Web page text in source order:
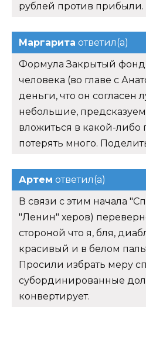
рублей против прибыли.
Маргарита ответил(а)
Формула Закрытый фонд
человека (во главе с
деньги, что он согласен
небольшие,
вложиться в какой-либо
потерять много.
Артем ответил(а)
В связи с этим начала
"Ленин" херов)
стороной что я, бля,
красивый и в белом
Просили избрать меру
субординированные
конвертирует.